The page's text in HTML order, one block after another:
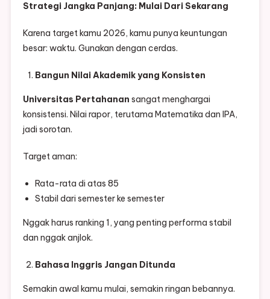
Strategi Jangka Panjang: Mulai Dari Sekarang
Karena target kamu 2026, kamu punya keuntungan
besar: waktu. Gunakan dengan cerdas.
Bangun Nilai Akademik yang Konsisten
Universitas Pertahanan sangat menghargai
konsistensi. Nilai rapor, terutama Matematika dan IPA,
jadi sorotan.
Target aman:
Rata-rata di atas 85
Stabil dari semester ke semester
Nggak harus ranking 1, yang penting performa stabil
dan nggak anjlok.
Bahasa Inggris Jangan Ditunda
Semakin awal kamu mulai, semakin ringan bebannya.